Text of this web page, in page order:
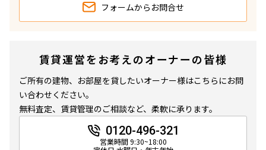
フォームから お問合せ
賃貸運営をお考えのオーナーの皆様
ご所有の建物、お部屋を貸したいオーナー様はこちらにお問
い合わせください。
無料査定、賃貸管理のご相談など、柔軟に承ります。
0120-496-321
営業時間 9:30~18:00